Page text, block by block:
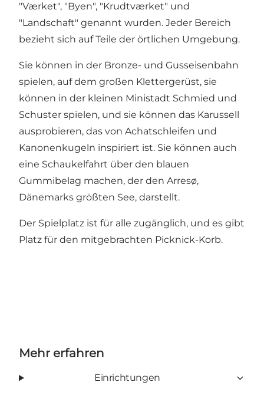
"Værket", "Byen", "Krudtværket" und
"Landschaft" genannt wurden. Jeder Bereich
bezieht sich auf Teile der örtlichen Umgebung.
Sie können in der Bronze- und Gusseisenbahn
spielen, auf dem großen Klettergerüst, sie
können in der kleinen Ministadt Schmied und
Schuster spielen, und sie können das Karussell
ausprobieren, das von Achatschleifen und
Kanonenkugeln inspiriert ist. Sie können auch
eine Schaukelfahrt über den blauen
Gummibelag machen, der den Arresø,
Dänemarks größten See, darstellt.
Der Spielplatz ist für alle zugänglich, und es gibt
Platz für den mitgebrachten Picknick-Korb.
Mehr erfahren
Einrichtungen